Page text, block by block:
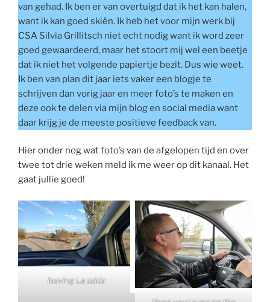
van gehad. Ik ben er van overtuigd dat ik het kan halen,
want ik kan goed skiën. Ik heb het voor mijn werk bij
CSA Silvia Grillitsch niet echt nodig want ik word zeer
goed gewaardeerd, maar het stoort mij wel een beetje
dat ik niet het volgende papiertje bezit. Dus wie weet.
Ik ben van plan dit jaar iets vaker een blogje te
schrijven dan vorig jaar en meer foto’s te maken en
deze ook te delen via mijn blog en social media want
daar krijg je de meeste positieve feedback van.
Hier onder nog wat foto’s van de afgelopen tijd en over
twee tot drie weken meld ik me weer op dit kanaal. Het
gaat jullie goed!
leaving La zaida